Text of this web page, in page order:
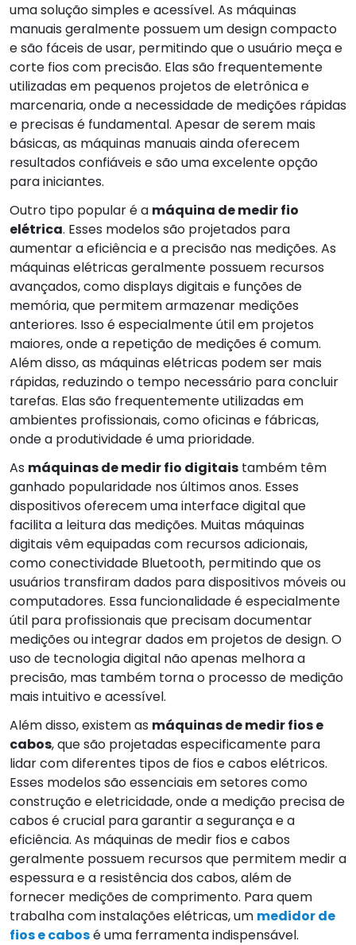
uma solução simples e acessível. As máquinas
manuais geralmente possuem um design compacto
e são fáceis de usar, permitindo que o usuário meça e
corte fios com precisão. Elas são frequentemente
utilizadas em pequenos projetos de eletrônica e
marcenaria, onde a necessidade de medições rápidas
e precisas é fundamental. Apesar de serem mais
básicas, as máquinas manuais ainda oferecem
resultados confiáveis e são uma excelente opção
para iniciantes.
Outro tipo popular é a máquina de medir fio
elétrica. Esses modelos são projetados para
aumentar a eficiência e a precisão nas medições. As
máquinas elétricas geralmente possuem recursos
avançados, como displays digitais e funções de
memória, que permitem armazenar medições
anteriores. Isso é especialmente útil em projetos
maiores, onde a repetição de medições é comum.
Além disso, as máquinas elétricas podem ser mais
rápidas, reduzindo o tempo necessário para concluir
tarefas. Elas são frequentemente utilizadas em
ambientes profissionais, como oficinas e fábricas,
onde a produtividade é uma prioridade.
As máquinas de medir fio digitais também têm
ganhado popularidade nos últimos anos. Esses
dispositivos oferecem uma interface digital que
facilita a leitura das medições. Muitas máquinas
digitais vêm equipadas com recursos adicionais,
como conectividade Bluetooth, permitindo que os
usuários transfiram dados para dispositivos móveis ou
computadores. Essa funcionalidade é especialmente
útil para profissionais que precisam documentar
medições ou integrar dados em projetos de design. O
uso de tecnologia digital não apenas melhora a
precisão, mas também torna o processo de medição
mais intuitivo e acessível.
Além disso, existem as máquinas de medir fios e
cabos, que são projetadas especificamente para
lidar com diferentes tipos de fios e cabos elétricos.
Esses modelos são essenciais em setores como
construção e eletricidade, onde a medição precisa de
cabos é crucial para garantir a segurança e a
eficiência. As máquinas de medir fios e cabos
geralmente possuem recursos que permitem medir a
espessura e a resistência dos cabos, além de
fornecer medições de comprimento. Para quem
trabalha com instalações elétricas, um medidor de
fios e cabosé uma ferramenta indispensável.